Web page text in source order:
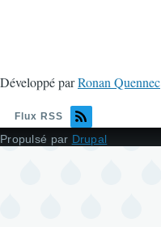
Développé parRonan Quennec
Flux RSS
Propulsé par Drupal